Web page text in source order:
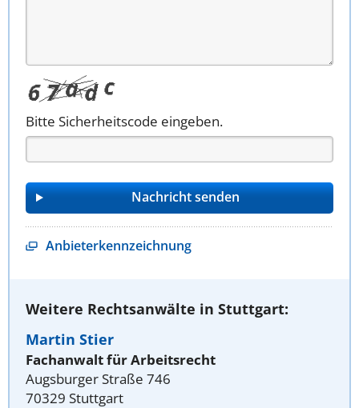
Bitte Sicherheitscode eingeben.
Anbieterkennzeichnung
Weitere Rechtsanwälte in Stuttgart:
Martin Stier
Fachanwalt für Arbeitsrecht
Augsburger Straße 746
70329 Stuttgart